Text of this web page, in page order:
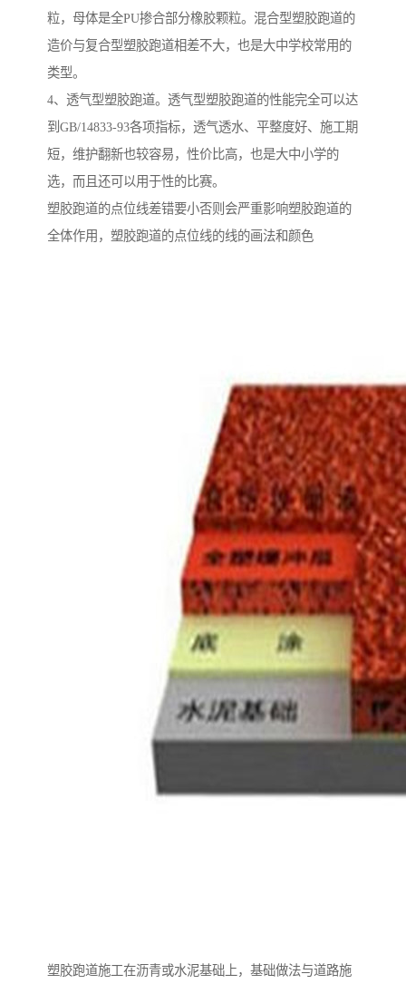
粒，母体是全PU掺合部分橡胶颗粒。混合型塑胶跑道的
造价与复合型塑胶跑道相差不大，也是大中学校常用的
类型。
4、透气型塑胶跑道。透气型塑胶跑道的性能完全可以达
到GB/14833-93各项指标，透气透水、平整度好、施工期
短，维护翻新也较容易，性价比高，也是大中小学的
选，而且还可以用于性的比赛。
塑胶跑道的点位线差错要小否则会严重影响塑胶跑道的
全体作用，塑胶跑道的点位线的线的画法和颜色
塑胶跑道施工在沥青或水泥基础上，基础做法与道路施